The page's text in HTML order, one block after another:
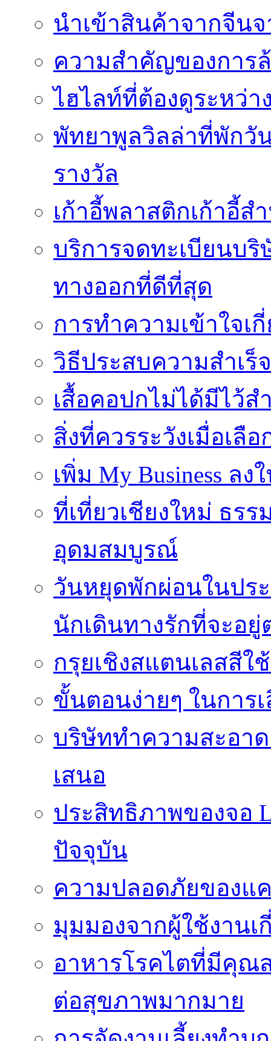
นำเข้าสินค้าจากจีน
ความสำคัญของการ
ไฮไลท์ที่ต้องดูระหว่า
พัทยาพูลวิลล่าที่พักวั
รางวัล
เก้าอี้พลาสติกเก้าอี้
บริการจดทะเบียนบ
ทางออกที่ดีที่สุด
การทำความเข้าใจเ
วิธีประสบความสำเ
เสื้อคอปกไม่ได้มีไว้
สิ่งที่ควรระวังเมื่อเลื
เพิ่ม My Business ลง
ที่เที่ยวเชียงใหม่ ธร
อุดมสมบูรณ์
วันหยุดพักผ่อนในประ
นักเดินทางรักที่จะอยู่
กรุยเชิงสแตนเลสสีใ
ขั้นตอนง่ายๆ ในการ
บริษัททำความสะอา
เสนอ
ประสิทธิภาพของจอ
ปัจจุบัน
ความปลอดภัยของแ
มุมมองจากผู้ใช้งาน
อาหารโรคไตที่มีคุณ
ต่อสุขภาพมากมาย